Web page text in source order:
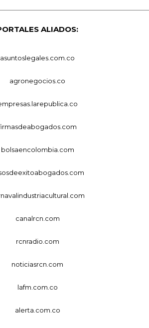
ALIADOS:
asuntoslegales.com.co
agronegocios.co
bolsaencolombia.com
canalrcn.com
rcnradio.com
noticiasrcn.com
lafm.com.co
alerta.com.co